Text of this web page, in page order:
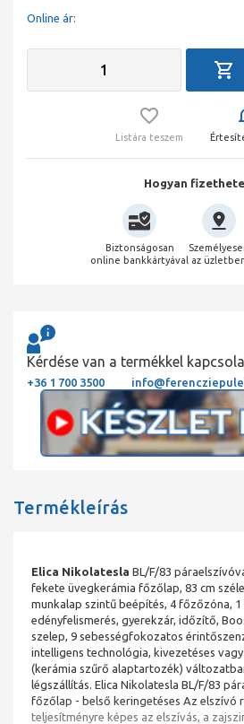
Online ár:
Listára teszem
Hogyan
Biztonságosan
online bankkártyával az
Kérdése van a termékkel
+36 1 700 3500
Termékleírás
Elica Nikolatesla BL/F/83
fekete üvegkerámia főzőlap, 83 cm
munkalap szintű beépítés, 4 főzőzóna,
edényfelismerés, gyerekzár, időzítő,
szelep, 9 sebességfokozatos
intelligens technológia, kivezetéses
(kerámia szűrő alaptartozék)
légszállítás. Elica Nikolatesla BL/F/83
főzőlap - belső keringetéses Az elszívó
teljesítményre képes az elszívás, a